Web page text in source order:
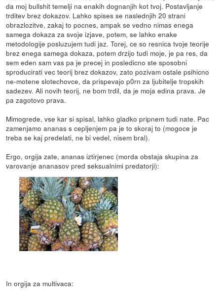
da moj bullshit temelji na enakih dognanjih kot tvoj. Postavljanje
trditev brez dokazov. Lahko spises se naslednjih 20 strani
obrazlozitve, zakaj to pocnes, ampak se vedno nimas enega
samega dokaza za svoje izjave, potem, se lahko enake
metodologije posluzujem tudi jaz. Torej, ce so resnica tvoje teorije
brez enega samega dokaza, potem drzijo tudi moje, je pa res, da
sem eden sam vas pa je precej in posledicno ste sposobni
sproducirati vec teorij brez dokazov, zato pozivam ostale psihicno
ne-motene slotechovce, da prispevajo p0rn za ljubitelje tropskih
sadezev. Ali novih teorij, ne bom trdil, da je moja edina prava. Je
pa zagotovo prava.
Mimogrede, vse kar si spisal, lahko gladko pripnem tudi nate. Pac
zamenjamo ananas s cepljenjem pa je to skoraj to (mogoce je
treba se kaj predelati, ne bi vedel, nisem bral).
Ergo, orgija zate, ananas iztirjenec (morda obstaja skupina za
varovanje ananasov pred seksualnimi predatorji):
In orgija za multivaca: